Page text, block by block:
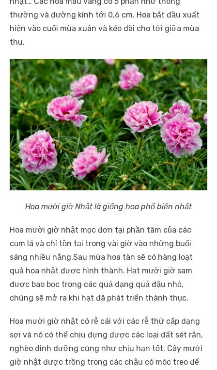
thường và đường kính tới 0,6 cm. Hoa bắt đầu xuất
hiện vào cuối mùa xuân và kéo dài cho tới giữa mùa
thu.
Hoa mười giờ Nhật là giống hoa phổ biến nhất
Hoa mười giờ nhật mọc đơn tại phần tâm của các
cụm lá và chỉ tồn tại trong vài giờ vào những buổi
sáng nhiều nắng.Sau mùa hoa tàn sẽ có hàng loạt
quả hoa nhật được hình thành. Hạt mười giờ sam
được bao bọc trong các quả dạng quả đậu nhỏ,
chúng sẽ mở ra khi hạt đã phát triển thành thục.
Hoa mười giờ nhật có rễ cái với các rễ thứ cấp dạng
sợi và nó có thể chịu đựng được các loại đất sét rắn,
nghèo dinh dưỡng cũng như chịu hạn tốt. Cây mười
giờ nhật được trồng trong các chậu có móc treo để